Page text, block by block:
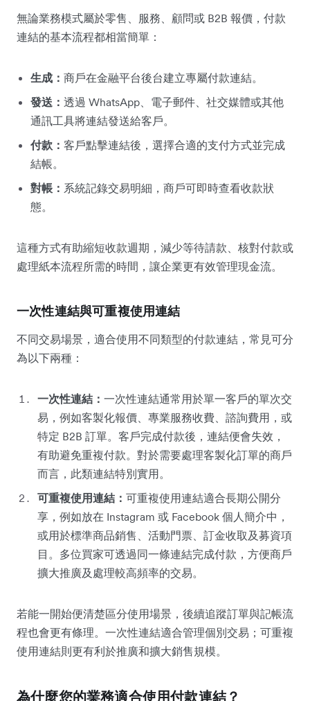
無論業務模式屬於零售、服務、顧問或 B2B 報價，付款
連結的基本流程都相當簡單：
生成： 商戶在金融平台後台建立專屬付款連結。
發送： 透過 WhatsApp、電子郵件、社交媒體或其他
通訊工具將連結發送給客戶。
付款： 客戶點擊連結後，選擇合適的支付方式並完成
結帳。
對帳： 系統記錄交易明細，商戶可即時查看收款狀
態。
這種方式有助縮短收款週期，減少等待請款、核對付款或
處理紙本流程所需的時間，讓企業更有效管理現金流。
一次性連結與可重複使用連結
不同交易場景，適合使用不同類型的付款連結，常見可分
為以下兩種：
一次性連結： 一次性連結通常用於單一客戶的單次交
易，例如客製化報價、專業服務收費、諮詢費用，或
特定 B2B 訂單。客戶完成付款後，連結便會失效，
有助避免重複付款。對於需要處理客製化訂單的商戶
而言，此類連結特別實用。
可重複使用連結： 可重複使用連結適合長期公開分
享，例如放在 Instagram 或 Facebook 個人簡介中，
或用於標準商品銷售、活動門票、訂金收取及募資項
目。多位買家可透過同一條連結完成付款，方便商戶
擴大推廣及處理較高頻率的交易。
若能一開始便清楚區分使用場景，後續追蹤訂單與記帳流
程也會更有條理。一次性連結適合管理個別交易；可重複
使用連結則更有利於推廣和擴大銷售規模。
為什麼您的業務適合使用付款連結？